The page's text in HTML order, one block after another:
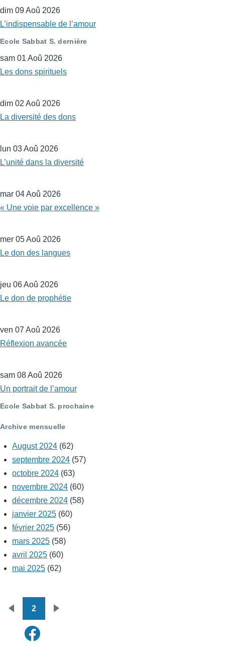
dim 09 Aoû 2026
L’indispensable de l’amour
Ecole Sabbat S. dernière
sam 01 Aoû 2026
Les dons spirituels
dim 02 Aoû 2026
La diversité des dons
lun 03 Aoû 2026
L’unité dans la diversité
mar 04 Aoû 2026
« Une voie par excellence »
mer 05 Aoû 2026
Le don des langues
jeu 06 Aoû 2026
Le don de prophétie
ven 07 Aoû 2026
Réflexion avancée
sam 08 Aoû 2026
Un portrait de l’amour
Ecole Sabbat S. prochaine
Archive mensuelle
August 2024 (62)
septembre 2024 (57)
octobre 2024 (63)
novembre 2024 (60)
décembre 2024 (58)
janvier 2025 (60)
février 2025 (56)
mars 2025 (58)
avril 2025 (60)
mai 2025 (62)
Pagination
précédente
2